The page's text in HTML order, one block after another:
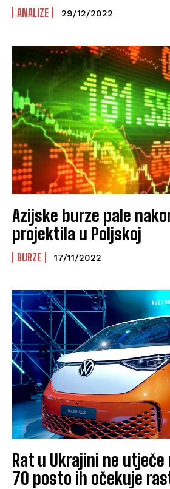
ANALIZE 29/12/2022
Azijske burze pale
projektila u Poljskoj
BURZE 17/11/2022
Rat u Ukrajini ne
70 posto ih očekuje